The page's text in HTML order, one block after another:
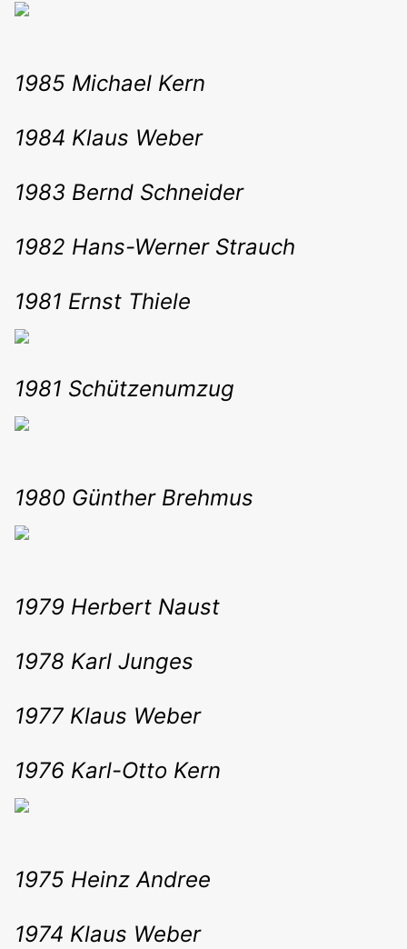
1985 Michael Kern
1984 Klaus Weber
1983 Bernd Schneider
1982 Hans-Werner Strauch
1981 Ernst Thiele
1981 Schützenumzug
1980 Günther Brehmus
1979 Herbert Naust
1978 Karl Junges
1977 Klaus Weber
1976 Karl-Otto Kern
1975 Heinz Andree
1974 Klaus Weber